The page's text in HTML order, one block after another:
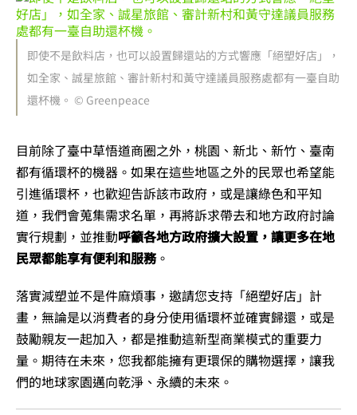
即使不是飲料店，也可以設置歸還站的方式響應「絕塑好店」，
如全家、誠星旅館、審計新村和黃守達議員服務處都有一臺自助
還杯機。 © Greenpeace
目前除了臺中草悟道商圈之外，桃園、新北、新竹、臺南
都有循環杯的機器。如果在這些地區之外的民眾也希望能
引進循環杯，也歡迎告訴該市政府，或是讓綠色和平知
道，我們會蒐集需求名單，再將訴求帶去和地方政府討論
實行規劃，並推動呼籲各地方政府擴大設置，讓更多在地
民眾都能享有便利和服務。
落實減塑並不是件麻煩事，邀請您支持「絕塑好店」計
畫，無論是以消費者的身分使用循環杯並確實歸還，或是
鼓勵親友一起加入，都是推動這新型商業模式的重要力
量。期待在未來，您我都能擁有更環保的購物選擇，讓我
們的地球家園邁向乾淨、永續的未來。